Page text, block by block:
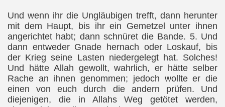
Und wenn ihr die Ungläubigen trefft, dann herunter
mit dem Haupt, bis ihr ein Gemetzel unter ihnen
angerichtet habt; dann schnüret die Bande. 5. Und
dann entweder Gnade hernach oder Loskauf, bis
der Krieg seine Lasten niedergelegt hat. Solches!
Und hätte Allah gewollt, wahrlich, er hätte selber
Rache an ihnen genommen; jedoch wollte er die
einen von euch durch die andern prüfen. Und
diejenigen, die in Allahs Weg getötet werden,